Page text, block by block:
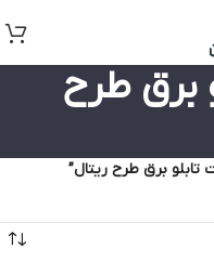
برق طرح
برق طرح ریتال”